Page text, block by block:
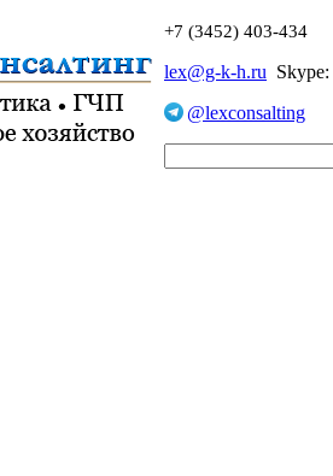
+7 (3452) 403-434
lex@g-k-h.ru Skype:
@lexconsalting